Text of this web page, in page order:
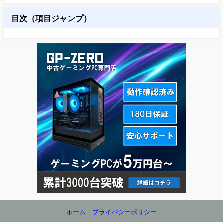
目次（項目ジャンプ）
ホーム プライバシーポリシー